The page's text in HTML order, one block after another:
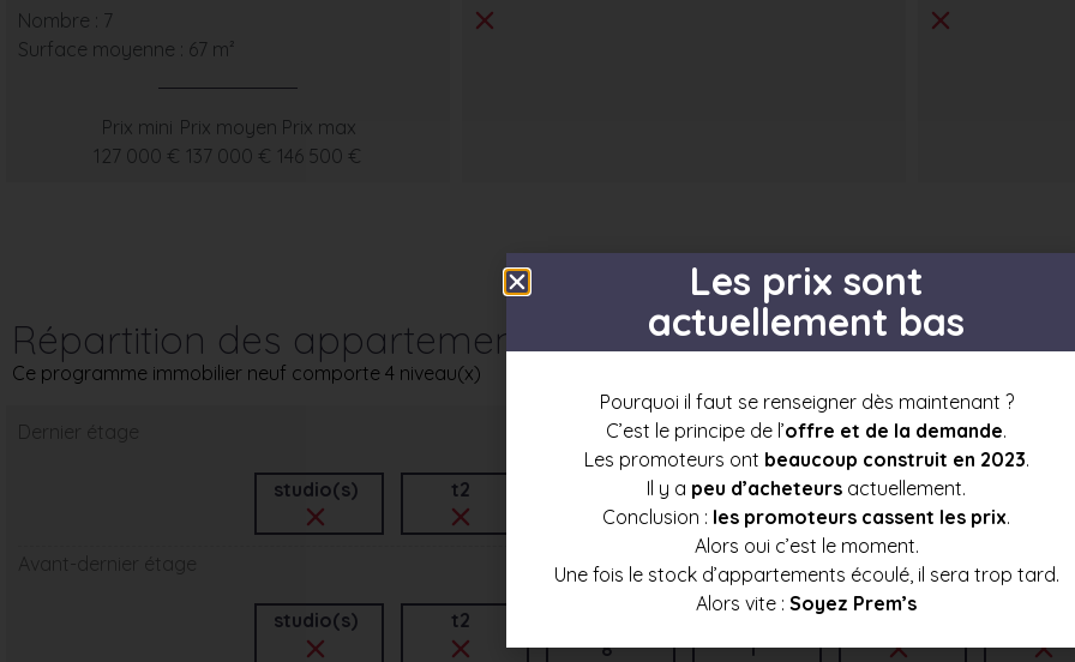
Nombre : 7
Surface moyenne : 67 m²
Prix mini
127 000 €
Prix moyen
137 000 €
Prix max
146 500 €
Répartition des appartements par étage
Ce programme immobilier neuf comporte 4 niveau(x)
Dernier étage
studio(s) t2
t4
6
t5
Avant-dernier étage
studio(s) t2
8
1
Les prix sont
actuellement bas
Pourquoi il faut se renseigner dès maintenant ?
C’est le principe de l’offre et de la demande.
Les promoteurs ont beaucoup construit en 2023.
Il y a peu d’acheteurs actuellement.
Conclusion : les promoteurs cassent les prix.
Alors oui c’est le moment.
Une fois le stock d’appartements écoulé, il sera trop tard.
Alors vite : Soyez Prem’s